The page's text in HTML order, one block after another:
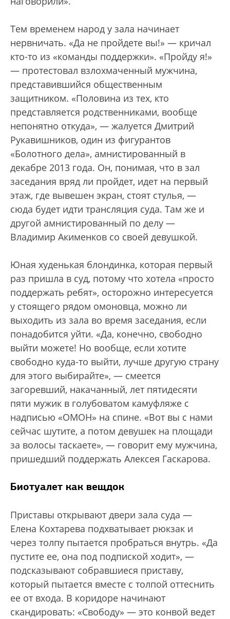
Тем временем народ у зала начинает
нервничать. «Да не пройдете вы!» — кричал
кто-то из «команды поддержки». «Пройду я!»
— протестовал взлохмаченный мужчина,
представившийся общественным
защитником. «Половина из тех, кто
представляется родственниками, вообще
непонятно откуда», — жалуется Дмитрий
Рукавишников, один из фигурантов
«Болотного дела», амнистированный в
декабре 2013 года. Он, понимая, что в зал
заседания вряд ли пройдет, идет на первый
этаж, где вывешен экран, стоят стулья, —
сюда будет идти трансляция суда. Там же и
другой амнистированный по делу —
Владимир Акименков со своей девушкой.
Юная худенькая блондинка, которая первый
раз пришла в суд, потому что хотела «просто
поддержать ребят», осторожно интересуется
у стоящего рядом омоновца, можно ли
выходить из зала во время заседания, если
понадобится уйти. «Да, конечно, свободно
выйти можете! Но вообще, если хотите
свободно куда-то выйти, лучше другую страну
для этого выбирайте», — смеется
загоревший, накачанный, лет пятидесяти
пяти мужик в голубоватом камуфляже с
надписью «ОМОН» на спине. «Вот вы с нами
сейчас шутите, а потом девушек на площади
за волосы таскаете», — говорит ему мужчина,
пришедший поддержать Алексея Гаскарова.
Биотуалет как вещдок
Приставы открывают двери зала суда —
Елена Кохтарева подхватывает рюкзак и
через толпу пытается пробраться внутрь. «Да
пустите ее, она под подпиской ходит», —
подсказывают собравшиеся приставу,
который пытается вместе с толпой оттеснить
ее от входа. В коридоре начинают
скандировать: «Свободу» — это конвой ведет